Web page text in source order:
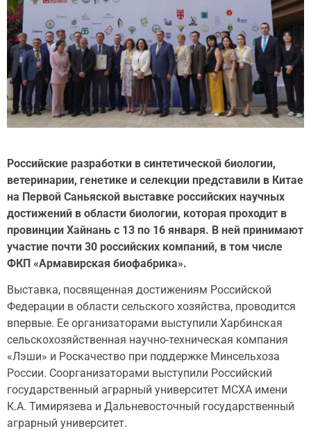
Российские разработки в синтетической биологии,
ветеринарии, генетике и селекции представили в Китае
на Первой Саньяской выставке российских научных
достижений в области биологии, которая проходит в
провинции Хайнань с 13 по 16 января. В ней принимают
участие почти 30 российских компаний, в том числе
ФКП «Армавирская биофабрика».
Выставка, посвященная достижениям Российской
Федерации в области сельского хозяйства, проводится
впервые. Ее организаторами выступили Харбинская
сельскохозяйственная научно-техническая компания
«Лэши» и Роскачество при поддержке Минсельхоза
России. Соорганизаторами выступили Российский
государственный аграрный университет МСХА имени
К.А. Тимирязева и Дальневосточный государственный
аграрный университет.